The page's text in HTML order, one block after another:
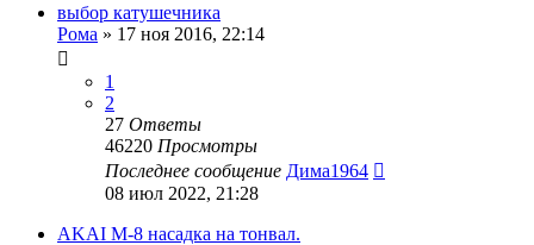
выбор катушечника
Рома » 17 ноя 2016, 22:14
1
2
27 Ответы
46220 Просмотры
Последнее сообщение Дима1964
08 июл 2022, 21:28
AKAI M-8 насадка на тонвал.